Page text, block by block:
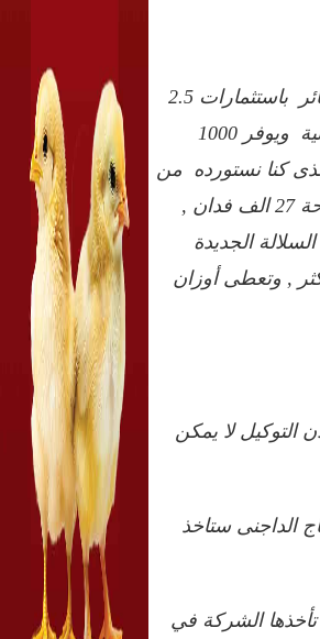
هذا المشروع ينتج حوالى 60 مليون طائر في المرحلة الأولى تصل الى 200 مليون طائر باستثمارات 2.5
مليار جنية ,ضمن استثمارات المجموعة البالغة داخل مصر وخارجها حوالى 6 مليار جنية ويوفر 1000
الذى كنا نستورده من
الدواجن وهو 60 الف طن دجاج مجمد , ويتكون المشروع من 100 مزرعة على مساحة 27 الف فدان ,
الجديدة
, وتعطى أوزان
التجارى , لان التوكيل لا يمكن
للإنتاج الداجنى ستاخذ
الشركة في